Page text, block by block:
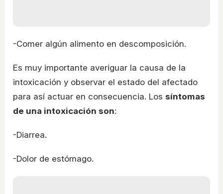
-Comer algún alimento en descomposición.
Es muy importante averiguar la causa de la
intoxicación y observar el estado del afectado
para así actuar en consecuencia. Los síntomas
de una intoxicación son:
-Diarrea.
-Dolor de estómago.